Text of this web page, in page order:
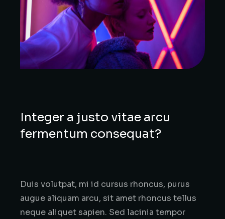
Integer a justo vitae arcu
fermentum consequat?
Duis volutpat, mi id cursus rhoncus, purus
augue aliquam arcu, sit amet rhoncus tellus
neque aliquet sapien. Sed lacinia tempor